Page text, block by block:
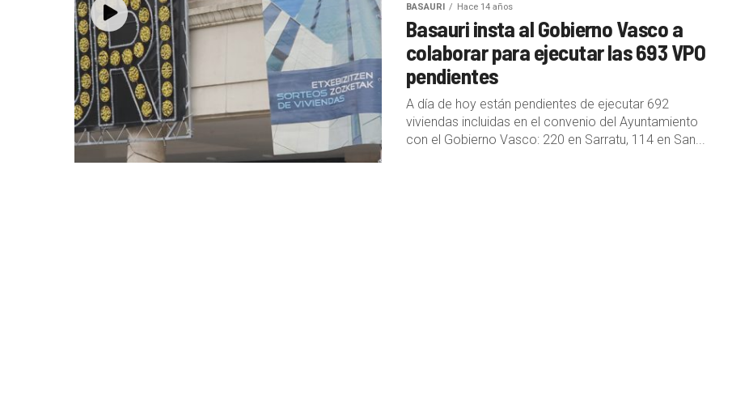
BASAURI Hace 14 años
Basauri insta al Gobierno Vasco a
colaborar para ejecutar las 693 VPO
pendientes
A día de hoy están pendientes de ejecutar 692
viviendas incluidas en el convenio del Ayuntamiento
con el Gobierno Vasco: 220 en Sarratu, 114 en San...